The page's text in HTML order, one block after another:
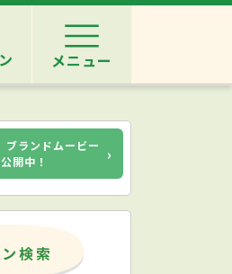
メニュー
ブランドムービー
開中！
›